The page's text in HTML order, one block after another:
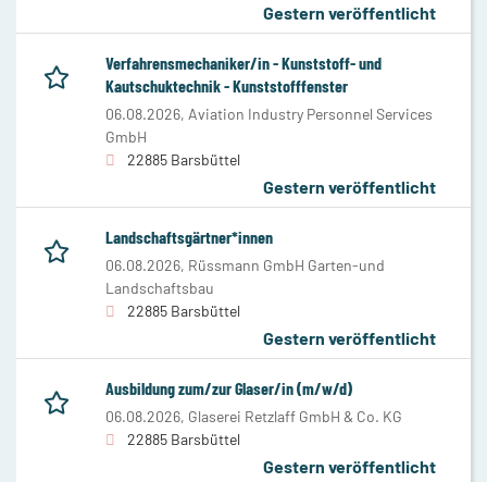
Gestern veröffentlicht
Verfahrensmechaniker/in - Kunststoff- und
Kautschuktechnik - Kunststofffenster
06.08.2026, Aviation Industry Personnel Services
GmbH
22885 Barsbüttel
Gestern veröffentlicht
Landschaftsgärtner*innen
06.08.2026, Rüssmann GmbH Garten-und
Landschaftsbau
22885 Barsbüttel
Gestern veröffentlicht
Ausbildung zum/zur Glaser/in (m/w/d)
06.08.2026, Glaserei Retzlaff GmbH & Co. KG
22885 Barsbüttel
Gestern veröffentlicht